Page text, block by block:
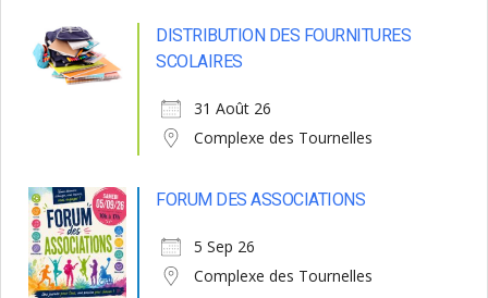
DISTRIBUTION DES FOURNITURES
SCOLAIRES
31 Août 26
Complexe des Tournelles
FORUM DES ASSOCIATIONS
5 Sep 26
Complexe des Tournelles